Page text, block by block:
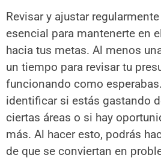
Revisar y ajustar
esencial para mantenerte en
hacia tus metas. Al menos
un tiempo para revisar tu
funcionando como
identificar si estás gastando
ciertas áreas o si hay
más. Al hacer esto, podrás
de que se conviertan en